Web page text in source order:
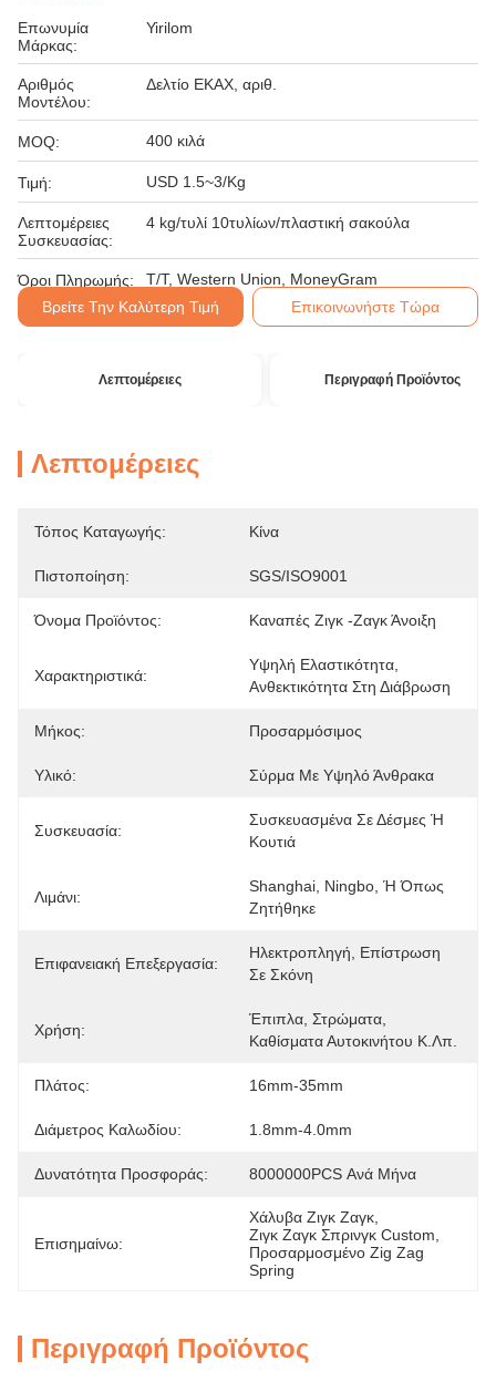
Επωνυμία
Μάρκας:
Yirilom
Αριθμός
Μοντέλου:
Δελτίο ΕΚΑΧ, αριθ.
MOQ: 400 κιλά
Τιμή: USD 1.5~3/Kg
Λεπτομέρειες
Συσκευασίας:
4 kg/τυλί 10τυλίων/πλαστική σακούλα
Όροι Πληρωμής:
T/T, Western Union, MoneyGram
Βρείτε Την Καλύτερη Τιμή
Επικοινωνήστε Τώρα
Λεπτομέρειες Περιγραφή Προϊόντος
Λεπτομέρειες
Τόπος Καταγωγής: Κίνα
Πιστοποίηση: SGS/ISO9001
Όνομα Προϊόντος: Καναπές Ζιγκ -ζαγκ Άνοιξη
Χαρακτηριστικά:
Υψηλή Ελαστικότητα,
Ανθεκτικότητα Στη Διάβρωση
Μήκος: Προσαρμόσιμος
Υλικό: Σύρμα Με Υψηλό Άνθρακα
Συσκευασία:
Συσκευασμένα Σε Δέσμες Ή
Κουτιά
Λιμάνι:
Shanghai, Ningbo, Ή Όπως
Ζητήθηκε
Επιφανειακή Επεξεργασία:
Ηλεκτροπληγή, Επίστρωση
Σε Σκόνη
Χρήση:
Έπιπλα, Στρώματα,
Καθίσματα Αυτοκινήτου Κ.λπ.
Πλάτος: 16mm-35mm
Διάμετρος Καλωδίου: 1.8mm-4.0mm
Δυνατότητα Προσφοράς: 8000000PCS Ανά Μήνα
Επισημαίνω:
Χάλυβα Ζιγκ Ζαγκ
Ζιγκ Ζαγκ Σπρινγκ Custom
Προσαρμοσμένο Zig Zag
Spring
Περιγραφή Προϊόντος